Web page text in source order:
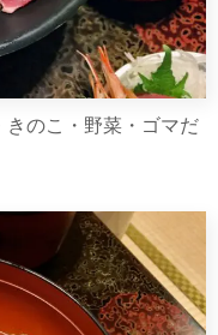
きのこ・野菜・ゴマだ